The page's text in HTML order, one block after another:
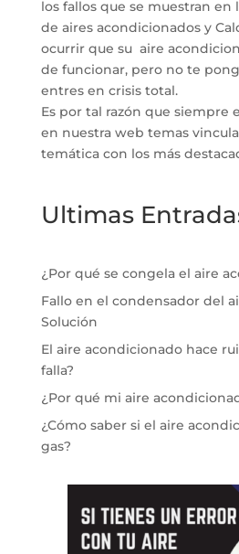
los fallos que se muestran en
de aires acondicionados y
ocurrir que su aire
de funcionar, pero no te
entres en crisis total.
Es por tal razón que siempre
en nuestra web temas
temática con los más
Ultimas
¿Por qué se congela el aire
Fallo en el condensador del
Solución
El aire acondicionado hace
falla?
¿Por qué mi aire
¿Cómo saber si el aire
gas?